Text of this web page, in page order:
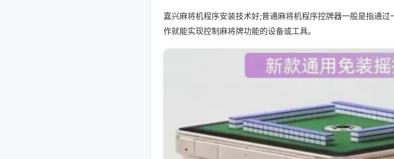
嘉兴麻将机程序安装技术好;普通麻将机程序控牌器一般是指通
作就能实现控制麻将牌功能的设备或工具。